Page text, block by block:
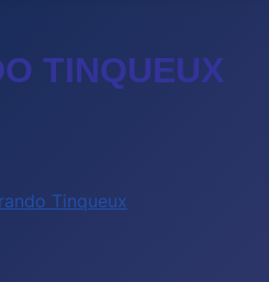
TINQUEUX
Tinqueux